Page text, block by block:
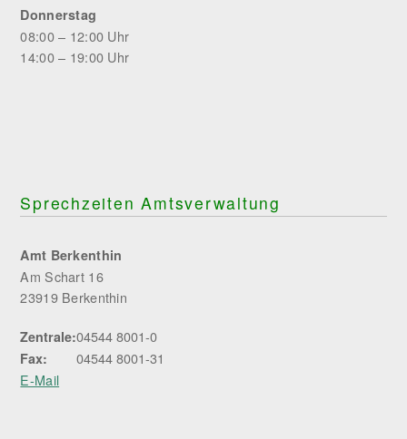
Donnerstag
08:00 – 12:00 Uhr
14:00 – 19:00 Uhr
Sprechzeiten Amtsverwaltung
Amt Berkenthin
Am Schart 16
23919 Berkenthin
Zentrale:04544 8001-0
Fax:
04544 8001-31
E-Mail